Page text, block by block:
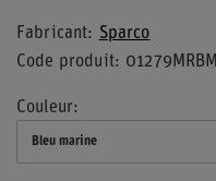
Fabricant
Sparco
Code produit
01279MRBM
Couleur
Bleu marine